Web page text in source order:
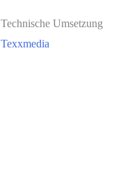
Technische Umsetzung
Texxmedia